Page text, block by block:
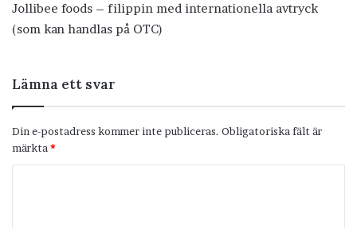
Jollibee foods – filippin med internationella avtryck
(som kan handlas på OTC)
Lämna ett svar
Din e-postadress kommer inte publiceras. Obligatoriska fält är
märkta *